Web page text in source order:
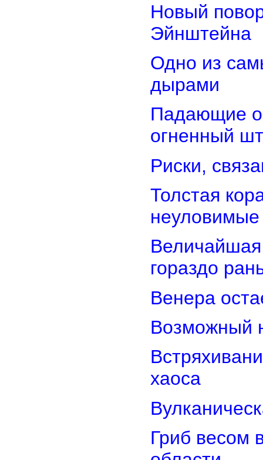
Новый
Эйнштейна
Одно из
дырами
Падающие
огненный
Риски,
Толстая
Величайшая
гораздо
Венера
Возможный
хаоса
Гриб весом